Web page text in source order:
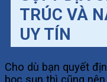
TRÚC VÀ
UY TÍN
Cho dù bạn quyết
bọc sụn thì cũng